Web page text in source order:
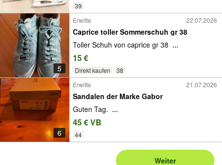
39
5
Erwitte 22.07.2026
Caprice toller Sommerschuh gr 38
Toller Schuh von caprice gr 38 ...
15 €
Direkt kaufen 38
6
Erwitte 21.07.2026
Sandalen der Marke Gabor
Guten Tag. ...
45 € VB
44
Weiter